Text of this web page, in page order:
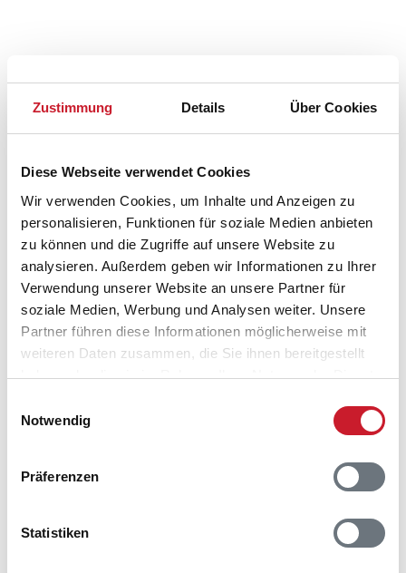
Zustimmung Details Über Cookies
Diese Webseite verwendet Cookies
Wir verwenden Cookies, um Inhalte und Anzeigen zu
personalisieren, Funktionen für soziale Medien anbieten
zu können und die Zugriffe auf unsere Website zu
analysieren. Außerdem geben wir Informationen zu Ihrer
Verwendung unserer Website an unsere Partner für
soziale Medien, Werbung und Analysen weiter. Unsere
Partner führen diese Informationen möglicherweise mit
weiteren Daten zusammen, die Sie ihnen bereitgestellt
haben oder die sie im Rahmen Ihrer Nutzung der Dienste
Notwendig
Präferenzen
Statistiken
Belegungskalender
Reisedauer auswählen
Anzahl Reisende auswählen
Anreisetag im Belegungskalender anklicken
Sie bekommen Verfügbarkeit und Preis angezeigt
Bitte beachten Sie, dass sich bei Änderungen des
Hausbeschreibung und/oder der Ausstattung ergeben
können.